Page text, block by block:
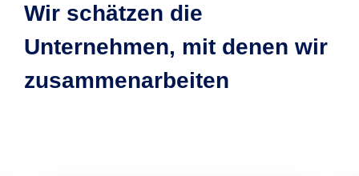
Wir schätzen die
Unternehmen, mit denen wir
zusammenarbeiten